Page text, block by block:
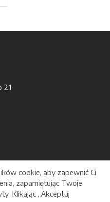
21
FAKTURY
cookie, aby zapewnić Ci
zapamiętując Twoje
Klikając „Akceptuj